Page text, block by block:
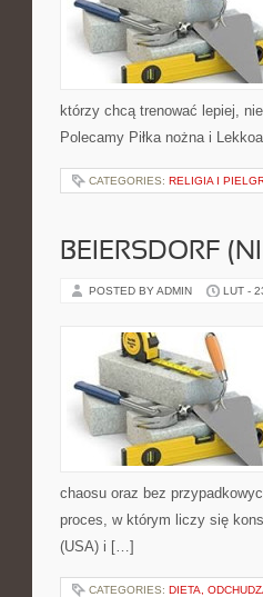
którzy chcą trenować lepiej,
Polecamy Piłka nożna i
CATEGORIES: RELIGIA I
BEIERSDORF
POSTED BY ADMIN LUT -
chaosu oraz bez
proces, w którym liczy się
(USA) i […]
CATEGORIES: DIETA,